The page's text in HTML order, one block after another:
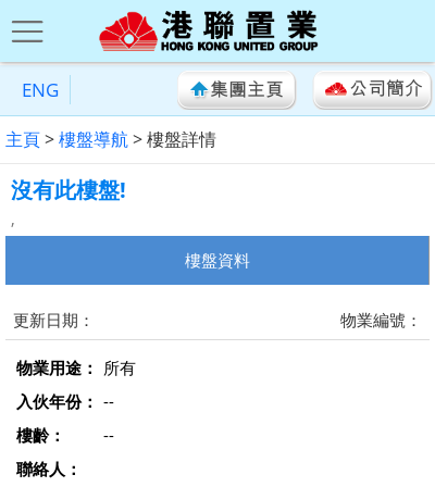
ENG
主頁>樓盤導航> 樓盤詳情
沒有此樓盤!
,
樓盤資料
更新日期： 物業編號：
物業用途： 所有
入伙年份： --
樓齡：
--
聯絡人：